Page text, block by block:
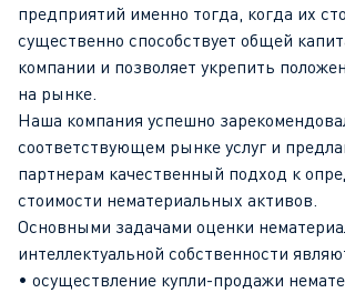
предприятий именно тогда, когда их
существенно способствует общей
компании и позволяет укрепить
на рынке.
Наша компания успешно
соответствующем рынке услуг и
партнерам качественный подход к
стоимости нематериальных активов.
Основными задачами оценки
интеллектуальной собственности
• осуществление купли-продажи